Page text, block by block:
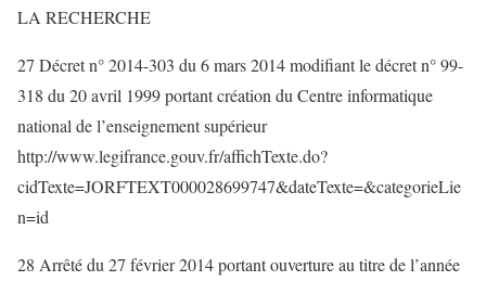
LA RECHERCHE
27 Décret n° 2014-303 du 6 mars 2014 modifiant le décret n° 99-
318 du 20 avril 1999 portant création du Centre informatique
national de l’enseignement supérieur
http://www.legifrance.gouv.fr/affichTexte.do?
cidTexte=JORFTEXT000028699747&dateTexte=&categorieLie
n=id
28 Arrêté du 27 février 2014 portant ouverture au titre de l’année